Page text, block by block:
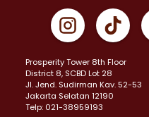
Prosperity Tower 8th Floor
District 8, SCBD Lot 28
JI. Jend. Sudirman Kav. 52-53
Jakarta Selatan 12190
Telp: 021-38959193